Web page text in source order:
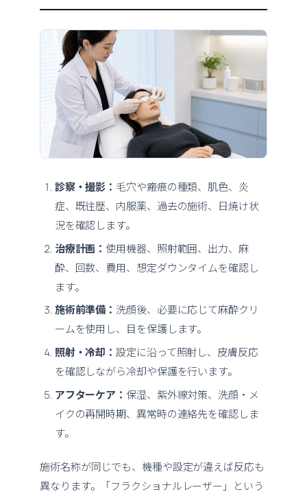
診察・撮影： 毛穴や瘢痕の種類、肌色、炎
症、既往歴、内服薬、過去の施術、日焼け状
況を確認します。
治療計画：使用機器、照射範囲、出力、麻
酔、回数、費用、想定ダウンタイムを確認し
ます。
施術前準備： 洗顔後、必要に応じて麻酔クリ
ームを使用し、目を保護します。
照射・冷却：設定に沿って照射し、皮膚反応
を確認しながら冷却や保護を行います。
アフターケア：保湿、紫外線対策、洗顔・メ
イクの再開時期、異常時の連絡先を確認しま
す。
施術名称が同じでも、機種や設定が違えば反応も
異なります。「フラクショナルレーザー」という